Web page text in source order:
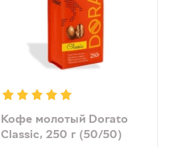
Кофе молотый Dorato
Classic, 250 г (50/50)